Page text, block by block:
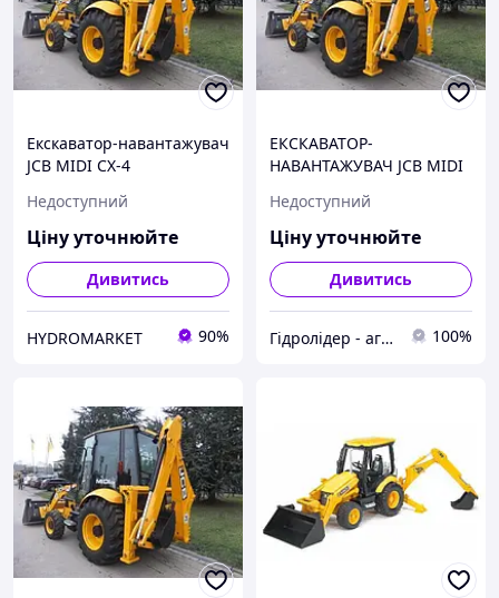
Екскаватор-навантажувач
JCB MIDI CX-4
Недоступний
Ціну уточнюйте
Дивитись
HYDROMARKET 90%
ЕКСКАВАТОР-
НАВАНТАЖУВАЧ JCB MIDI
Недоступний
Ціну уточнюйте
Дивитись
Гідролідер - агротехніка, промислове та будівельне обладнання 100%